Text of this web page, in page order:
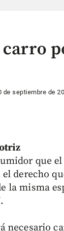
de septiembre de
que
derecho
la misma
necesario